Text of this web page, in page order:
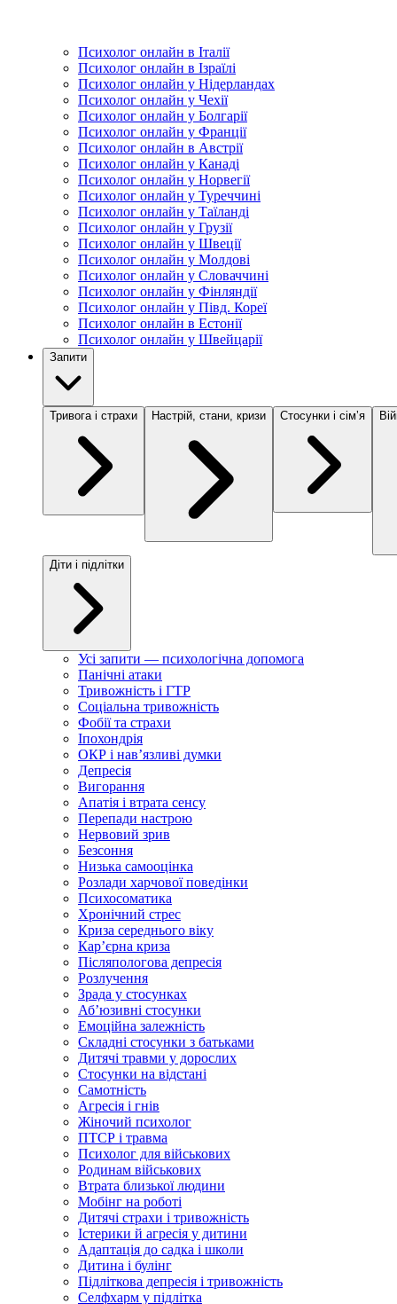
Психолог онлайн в Італії
Психолог онлайн в Ізраїлі
Психолог онлайн у Нідерландах
Психолог онлайн у Чехії
Психолог онлайн у Болгарії
Психолог онлайн у Франції
Психолог онлайн в Австрії
Психолог онлайн у Канаді
Психолог онлайн у Норвегії
Психолог онлайн у Туреччині
Психолог онлайн у Таїланді
Психолог онлайн у Грузії
Психолог онлайн у Швеції
Психолог онлайн у Молдові
Психолог онлайн у Словаччині
Психолог онлайн у Фінляндії
Психолог онлайн у Півд. Кореї
Психолог онлайн в Естонії
Психолог онлайн у Швейцарії
Запити
Тривога і страхи Настрій, стани, кризи Стосунки і сімʼя
Діти і підлітки
Усі запити — психологічна допомога
Панічні атаки
Тривожність і ГТР
Соціальна тривожність
Фобії та страхи
Іпохондрія
ОКР і навʼязливі думки
Депресія
Вигорання
Апатія і втрата сенсу
Перепади настрою
Нервовий зрив
Безсоння
Низька самооцінка
Розлади харчової поведінки
Психосоматика
Хронічний стрес
Криза середнього віку
Карʼєрна криза
Післяпологова депресія
Розлучення
Зрада у стосунках
Абʼюзивні стосунки
Емоційна залежність
Складні стосунки з батьками
Дитячі травми у дорослих
Стосунки на відстані
Самотність
Агресія і гнів
Жіночий психолог
ПТСР і травма
Психолог для військових
Родинам військових
Втрата близької людини
Мобінг на роботі
Дитячі страхи і тривожність
Істерики й агресія у дитини
Адаптація до садка і школи
Дитина і булінг
Підліткова депресія і тривожність
Селфхарм у підлітка